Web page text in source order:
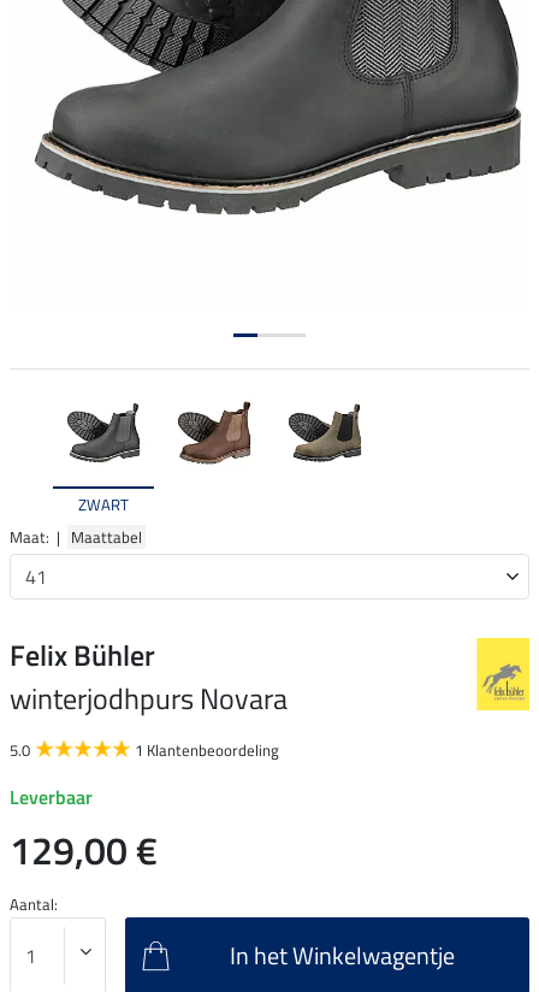
ZWART
Maat: | Maattabel
Felix Bühler
winterjodhpurs Novara
5.0 1 Klantenbeoordeling
Leverbaar
129,00 €
Aantal:
In het Winkelwagentje